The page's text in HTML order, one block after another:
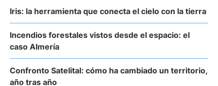
Iris: la herramienta que conecta el cielo con la tierra
Incendios forestales vistos desde el espacio: el
caso Almería
Confronto Satelital: cómo ha cambiado un territorio,
año tras año